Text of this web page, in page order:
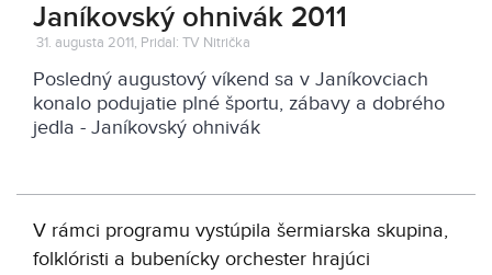
Janíkovský ohnivák 2011
31. augusta 2011, Pridal: TV Nitrička
Posledný augustový víkend sa v Janíkovciach
konalo podujatie plné športu, zábavy a dobrého
jedla - Janíkovský ohnivák
V rámci programu vystúpila šermiarska skupina,
folklóristi a bubenícky orchester hrajúci